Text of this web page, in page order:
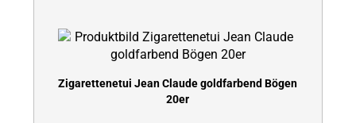
Zigarettenetui Jean Claude goldfarbend Bögen
20er